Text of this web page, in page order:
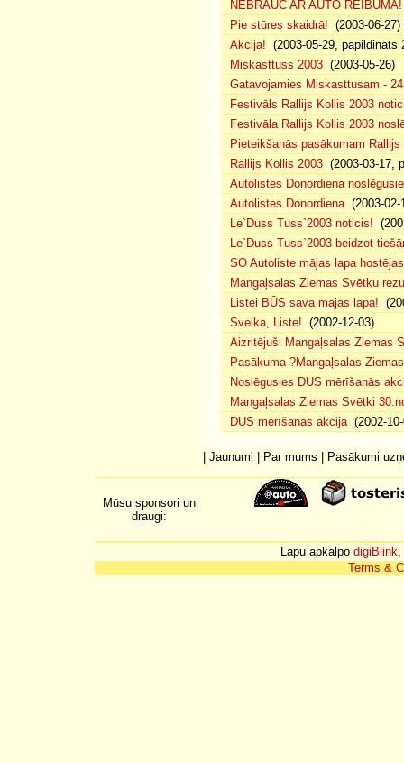
NEBRAUC AR AUTO REIBUMĀ!
Pie stūres skaidrā! (2003-06-27)
Akcija! (2003-05-29, papildināts
Miskasttuss 2003 (2003-05-26)
Gatavojamies Miskasttusam -
Festivāls Rallijs Kollis 2003
Festivāla Rallijs Kollis 2003
Pieteikšanās pasākumam
Rallijs Kollis 2003 (2003-03-17,
Autolistes Donordiena
Autolistes Donordiena(2003-02-
Le`Duss Tuss`2003 noticis!
Le`Duss Tuss`2003 beidzot
SO Autoliste mājas lapa
Mangaļsalas Ziemas Svētku
Listei BŪS sava mājas lapa!
Sveika, Liste! (2002-12-03)
Aizritējuši Mangaļsalas Ziemas
Pasākuma ?Mangaļsalas
Noslēgusies DUS mērīšanās
Mangaļsalas Ziemas Svētki
DUS mērīšanās akcija(2002-10-
Jaunumi Par mums Pasākumi
Mūsu sponsori un
draugi:
Lapu apkalpo digiBlink,
Terms &